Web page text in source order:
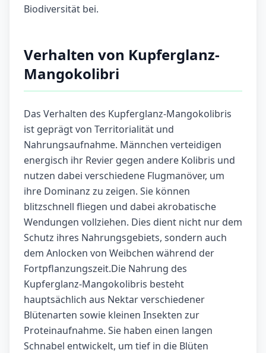
Biodiversität bei.
Verhalten von Kupferglanz-
Mangokolibri
Das Verhalten des Kupferglanz-Mangokolibris
ist geprägt von Territorialität und
Nahrungsaufnahme. Männchen verteidigen
energisch ihr Revier gegen andere Kolibris und
nutzen dabei verschiedene Flugmanöver, um
ihre Dominanz zu zeigen. Sie können
blitzschnell fliegen und dabei akrobatische
Wendungen vollziehen. Dies dient nicht nur dem
Schutz ihres Nahrungsgebiets, sondern auch
dem Anlocken von Weibchen während der
Fortpflanzungszeit.Die Nahrung des
Kupferglanz-Mangokolibris besteht
hauptsächlich aus Nektar verschiedener
Blütenarten sowie kleinen Insekten zur
Proteinaufnahme. Sie haben einen langen
Schnabel entwickelt, um tief in die Blüten